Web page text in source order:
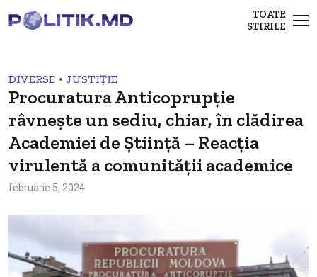
TOATE
STIRILE
DIVERSE • JUSTIȚIE
Procuratura Anticoprupție
râvnește un sediu, chiar, în clădirea
Academiei de Știință – Reacția
virulentă a comunității academice
februarie 5, 2024